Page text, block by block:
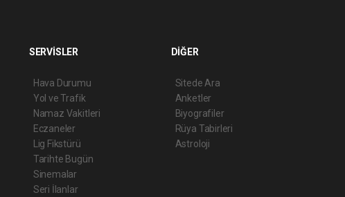
SERVİSLER
Hava Durumu
Yol ve Trafik
Namaz Vakitleri
Eczaneler
Lig Fikstürü
Tarihte Bugün
Sinemalar
Seri İlanlar
DİĞER
Sitede Ara
Anketler
Biyografiler
Rüya Tabirleri
Astroloji